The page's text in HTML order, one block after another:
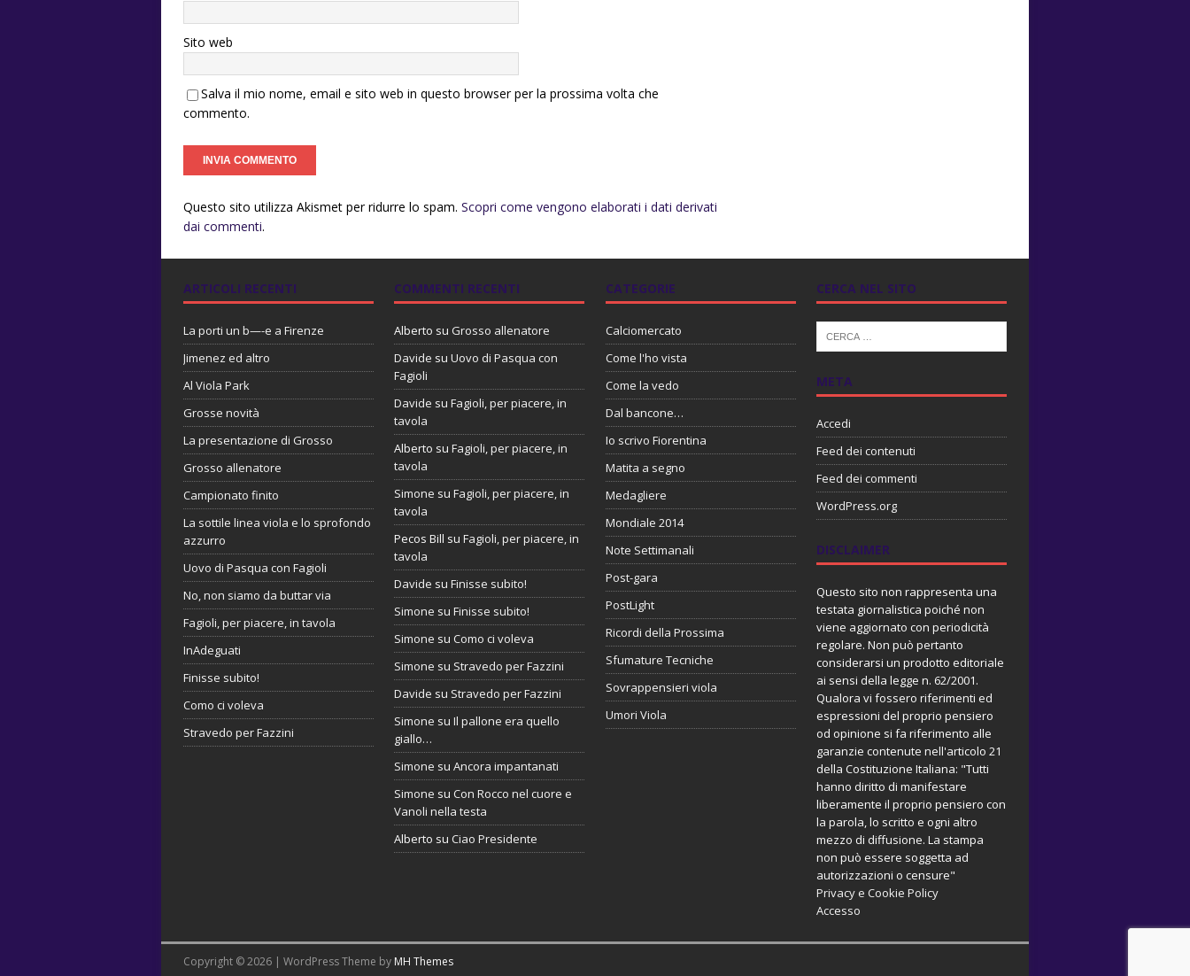
Sito web
Salva il mio nome, email e sito web in questo browser per la prossima volta che
commento.
Questo sito utilizza Akismet per ridurre lo spam. Scopri come vengono elaborati i dati derivati
dai commenti.
ARTICOLI RECENTI
La porti un b—-e a Firenze
Jimenez ed altro
Al Viola Park
Grosse novità
La presentazione di Grosso
Grosso allenatore
Campionato finito
La sottile linea viola e lo sprofondo
azzurro
Uovo di Pasqua con Fagioli
No, non siamo da buttar via
Fagioli, per piacere, in tavola
InAdeguati
Finisse subito!
Como ci voleva
Stravedo per Fazzini
COMMENTI RECENTI
Alberto su Grosso allenatore
Davide suUovo di Pasqua con
Fagioli
Davide suFagioli, per piacere, in
tavola
Alberto suFagioli, per piacere, in
tavola
Simone suFagioli, per piacere, in
tavola
Pecos Bill suFagioli, per piacere, in
tavola
Davide suFinisse subito!
Simone suFinisse subito!
Simone suComo ci voleva
Simone su Stravedo per Fazzini
Davide su Stravedo per Fazzini
Simone suIl pallone era quello
giallo…
Simone suAncora impantanati
Simone suCon Rocco nel cuore e
Vanoli nella testa
Alberto suCiao Presidente
CATEGORIE
Calciomercato
Come l'ho vista
Come la vedo
Dal bancone…
Io scrivo Fiorentina
Matita a segno
Medagliere
Mondiale 2014
Note Settimanali
Post-gara
PostLight
Ricordi della Prossima
Sfumature Tecniche
Sovrappensieri viola
Umori Viola
CERCA NEL SITO
META
Accedi
Feed dei contenuti
Feed dei commenti
WordPress.org
DISCLAIMER
Questo sito non rappresenta una
testata giornalistica poiché non
viene aggiornato con periodicità
regolare. Non può pertanto
considerarsi un prodotto editoriale
ai sensi della legge n. 62/2001.
Qualora vi fossero riferimenti ed
espressioni del proprio pensiero
od opinione si fa riferimento alle
garanzie contenute nell'articolo 21
della Costituzione Italiana: "Tutti
hanno diritto di manifestare
liberamente il proprio pensiero con
la parola, lo scritto e ogni altro
mezzo di diffusione. La stampa
non può essere soggetta ad
autorizzazioni o censure"
Privacy e Cookie Policy
Accesso
Copyright © 2026 | WordPress Theme by MH Themes